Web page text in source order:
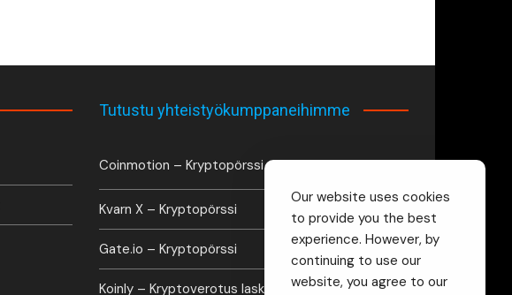
Tutustu yhteistyökumppaneihimme
Coinmotion – Kryptopörssi
Kvarn X – Kryptopörssi
Gate.io – Kryptopörssi
Koinly – Kryptoverotus laskuri
Our website uses cookies
to provide you the best
experience. However, by
continuing to use our
website, you agree to our